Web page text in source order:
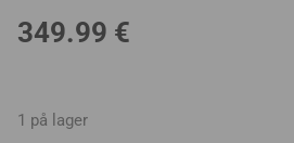
349.99 €
1 på lager